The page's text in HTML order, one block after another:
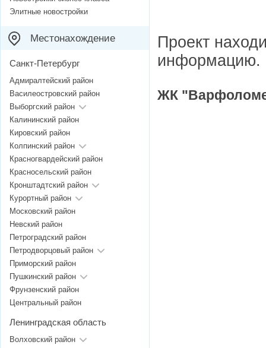
Проект
информацию.
ЖК
Элитные новостройки
Местонахождение
Санкт-Петербург
Адмиралтейский район
Василеостровский район
Выборгский район
Калининский район
Кировский район
Колпинский район
Красногвардейский район
Красносельский район
Кронштадтский район
Курортный район
Московский район
Невский район
Петроградский район
Петродворцовый район
Приморский район
Пушкинский район
Фрунзенский район
Центральный район
Ленинградская область
Волховский район